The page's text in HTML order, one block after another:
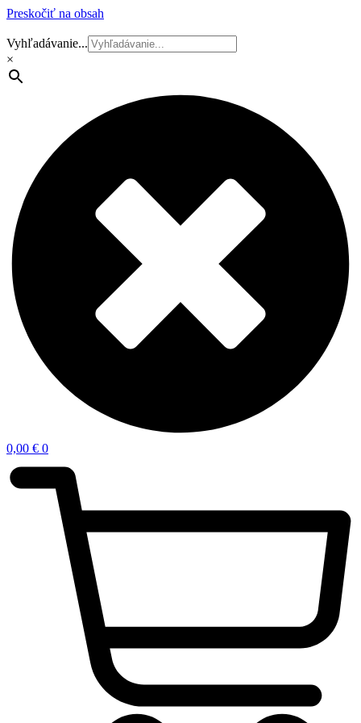
Preskočiť na obsah
Vyhľadávanie...
×
0,00 € 0